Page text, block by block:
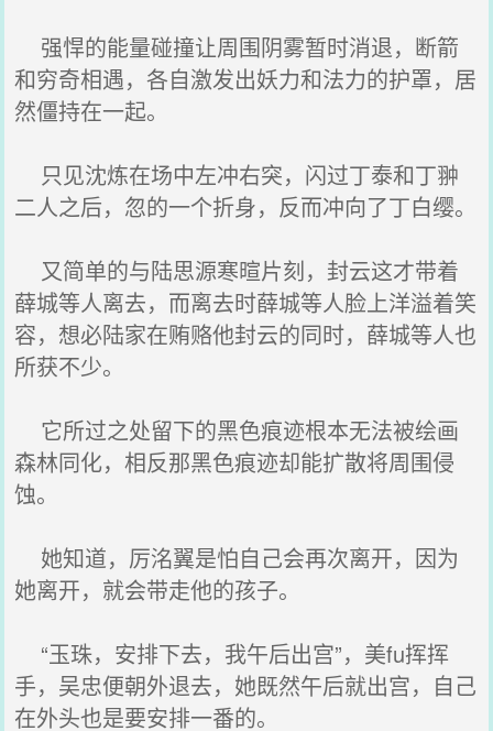
强悍的能量碰撞让周围阴雾暂时消退，断箭
和穷奇相遇，各自激发出妖力和法力的护罩，居
然僵持在一起。
只见沈炼在场中左冲右突，闪过丁泰和丁翀
二人之后，忽的一个折身，反而冲向了丁白缨。
又简单的与陆思源寒暄片刻，封云这才带着
薛城等人离去，而离去时薛城等人脸上洋溢着笑
容，想必陆家在贿赂他封云的同时，薛城等人也
所获不少。
它所过之处留下的黑色痕迹根本无法被绘画
森林同化，相反那黑色痕迹却能扩散将周围侵
蚀。
她知道，厉洺翼是怕自己会再次离开，因为
她离开，就会带走他的孩子。
“玉珠，安排下去，我午后出宫”，美fu挥挥
手，吴忠便朝外退去，她既然午后就出宫，自己
在外头也是要安排一番的。